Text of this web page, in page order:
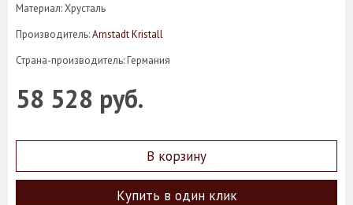
Материал: Хрусталь
Производитель:Arnstadt Kristall
Страна-производитель: Германия
58 528 руб.
В корзину
Купить в один клик